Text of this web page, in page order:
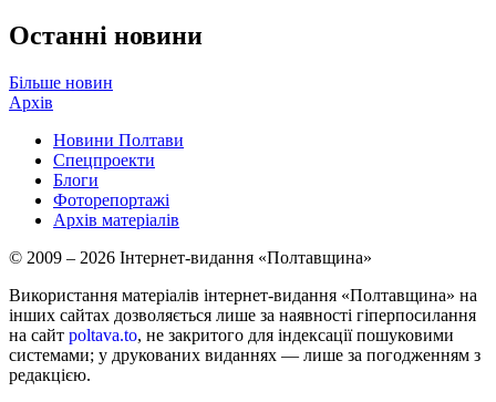
Останні новини
Більше новин
Архів
Новини Полтави
Спецпроекти
Блоги
Фоторепортажі
Архів матеріалів
© 2009 – 2026 Інтернет-видання «Полтавщина»
Використання матеріалів інтернет-видання «Полтавщина» на
інших сайтах дозволяється лише за наявності гіперпосилання
на сайт poltava.to, не закритого для індексації пошуковими
системами; у друкованих виданнях — лише за погодженням з
редакцією.